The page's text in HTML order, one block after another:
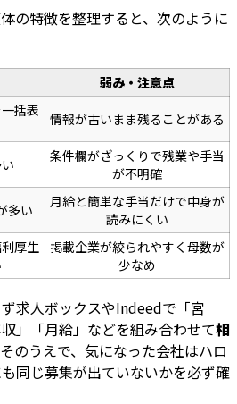
の特徴を整理すると、次のように
弱み・注意点
括表
情報が古いまま残ることがある
条件欄がざっくりで残業や手当
が不明確
多い
月給と簡単な手当だけで中身が
読みにくい
厚生
掲載企業が絞られやすく母数が
少なめ
求人ボックスやIndeedで「宮
」「月給」などを組み合わせて相
のうえで、気になった会社はハロ
同じ募集が出ていないかを必ず確